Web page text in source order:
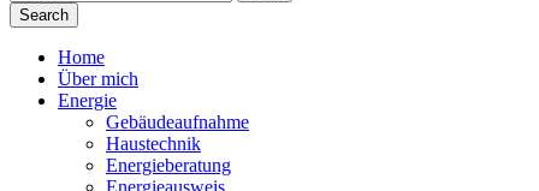
Search
Home
Über mich
Energie
Gebäudeaufnahme
Haustechnik
Energieberatung